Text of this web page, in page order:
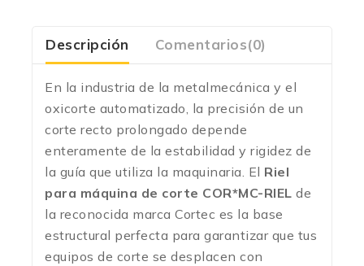
Descripción Comentarios(0)
En la industria de la metalmecánica y el
oxicorte automatizado, la precisión de un
corte recto prolongado depende
enteramente de la estabilidad y rigidez de
la guía que utiliza la maquinaria. El Riel
para máquina de corte COR*MC-RIEL de
la reconocida marca Cortec es la base
estructural perfecta para garantizar que tus
equipos de corte se desplacen con